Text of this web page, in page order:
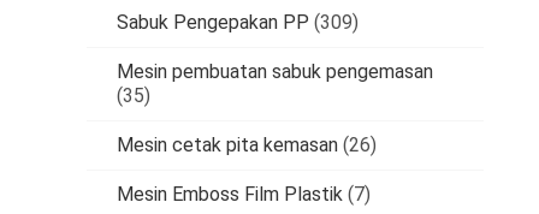
Sabuk Pengepakan PP (309)
Mesin pembuatan sabuk pengemasan
(35)
Mesin cetak pita kemasan (26)
Mesin Emboss Film Plastik (7)